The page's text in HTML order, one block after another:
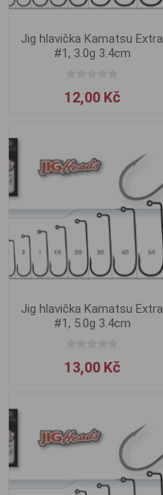
Jig hlavička Kamatsu Extra
#1, 3.0g 3.4cm
12,00 Kč
Jig hlavička Kamatsu Extra
#1, 5.0g 3.4cm
13,00 Kč